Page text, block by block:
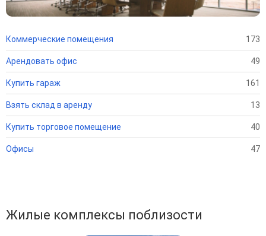
Коммерческие помещения 173
Арендовать офис 49
Купить гараж 161
Взять склад в аренду 13
Купить торговое помещение 40
Офисы 47
Жилые комплексы поблизости